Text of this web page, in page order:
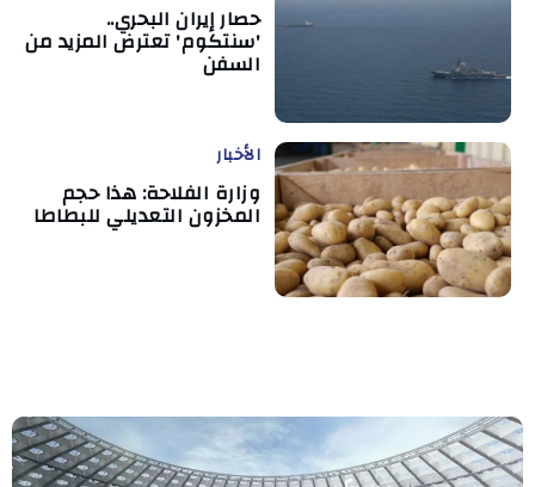
حصار إيران البحري..
'سنتكوم' تعترض المزيد من
السفن
الأخبار
وزارة الفلاحة: هذا حجم
المخزون التعديلي للبطاطا